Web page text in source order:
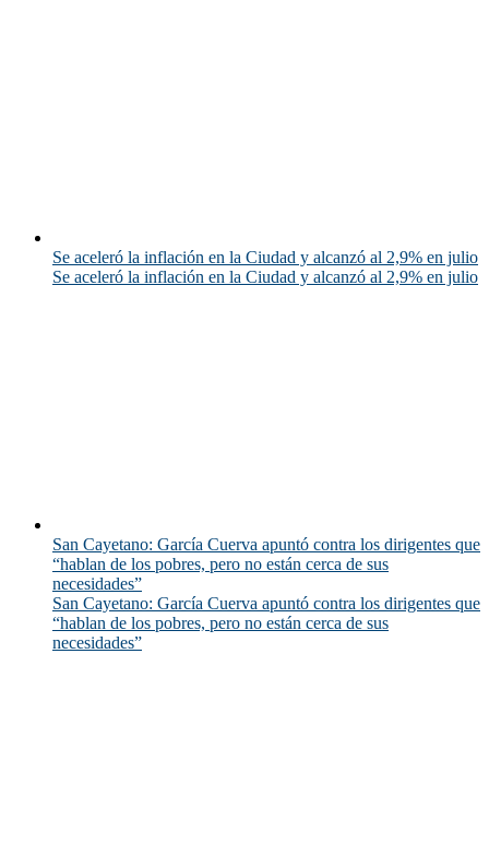
Se aceleró la inflación en la Ciudad y alcanzó al 2,9% en julio
Se aceleró la inflación en la Ciudad y alcanzó al 2,9% en julio
San Cayetano: García Cuerva apuntó contra los dirigentes que
“hablan de los pobres, pero no están cerca de sus
necesidades”
San Cayetano: García Cuerva apuntó contra los dirigentes que
“hablan de los pobres, pero no están cerca de sus
necesidades”